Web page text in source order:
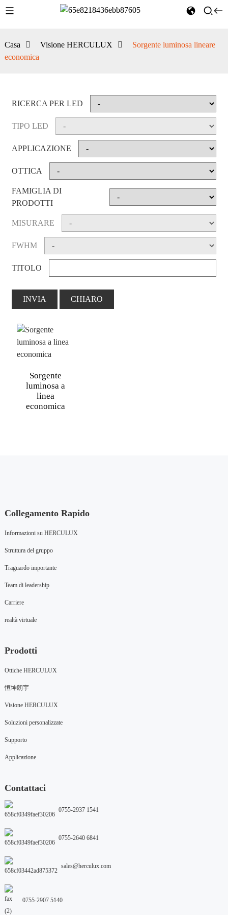
Casa Visione HERCULUX
Sorgente luminosa lineare
economica
RICERCA PER LED
TIPO LED
APPLICAZIONE
OTTICA
FAMIGLIA DI
PRODOTTI
MISURARE
FWHM
TITOLO
INVIA CHIARO
Sorgente
luminosa a
linea
economica
Collegamento Rapido
Informazioni su HERCULUX
Struttura del gruppo
Traguardo importante
Team di leadership
Carriere
realtà virtuale
Prodotti
Ottiche HERCULUX
恒坤朗宇
Visione HERCULUX
Soluzioni personalizzate
Supporto
Applicazione
Contattaci
0755-2937 1541
0755-2640 6841
sales@herculux.com
0755-2907 5140